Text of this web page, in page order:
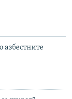
азбестните